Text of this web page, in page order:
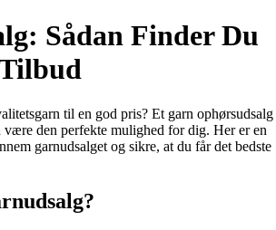
Sådan Finder Du
til en god pris? Et garn ophørsudsalg
den perfekte mulighed for dig. Her er en
garnudsalget og sikre, at du får det bedste